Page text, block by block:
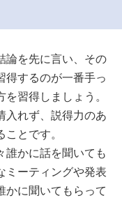
論を先に言い、その
得するのが一番手っ
習得しましょう。
入れず、説得力のあ
とです。
誰かに話を聞いても
ミーティングや発表
かに聞いてもらって